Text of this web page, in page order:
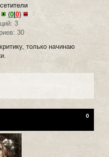
(0| 0)
3
30
только начинаю
0